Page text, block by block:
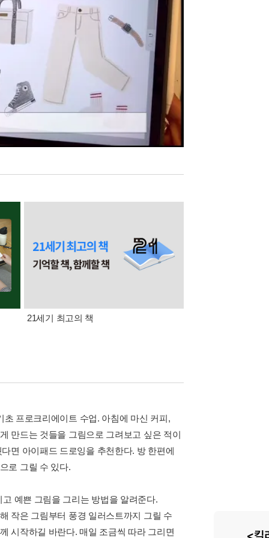
21세기 최고의 책
프로크리에이트 수업. 아침에 마신 커피,
만드는 것들을 그림으로 그려보고 싶은 적이
면 아이패드 드로잉을 추천한다. 방 한편에
로 그릴 수 있다.
예쁜 그림을 그리는 방법을 알려준다.
작은 그림부터 풍경 일러스트까지 그릴 수
시작하길 바란다. 매일 조금씩 따라 그리면